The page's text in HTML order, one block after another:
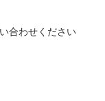
合わせください